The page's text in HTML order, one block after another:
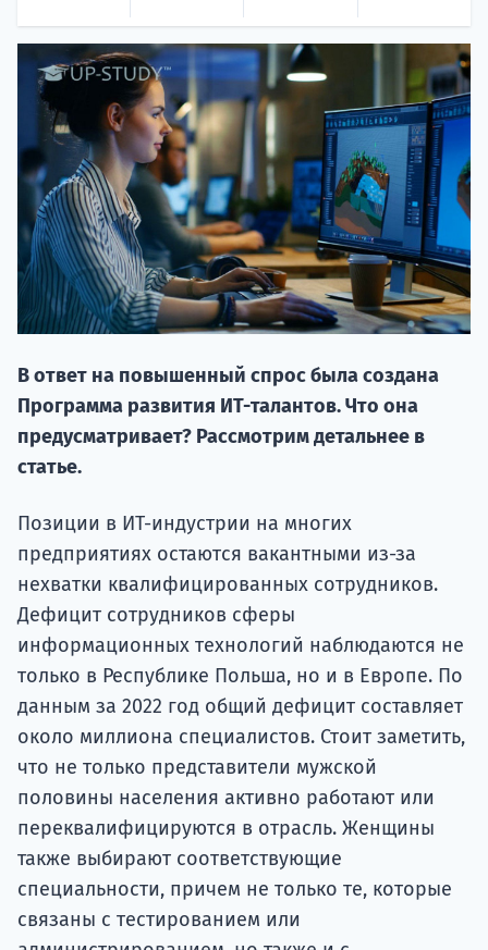
В ответ на повышенный спрос была создана
Программа развития ИТ-талантов. Что она
предусматривает? Рассмотрим детальнее в
статье.
Позиции в ИТ-индустрии на многих
предприятиях остаются вакантными из-за
нехватки квалифицированных сотрудников.
Дефицит сотрудников сферы
информационных технологий наблюдаются не
только в Республике Польша, но и в Европе. По
данным за 2022 год общий дефицит составляет
около миллиона специалистов. Стоит заметить,
что не только представители мужской
половины населения активно работают или
переквалифицируются в отрасль. Женщины
также выбирают соответствующие
специальности, причем не только те, которые
связаны с тестированием или
20.09
НАБОР